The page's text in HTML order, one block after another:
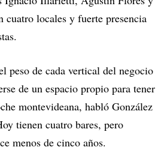
cuatro locales y fuerte presencia
peso de cada vertical del negocio
de un espacio propio para tener
montevideana, habló González
tienen cuatro bares, pero
menos de cinco años.